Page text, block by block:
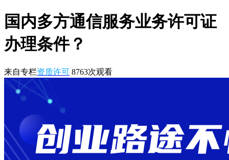
国内多方通信服务业务许可证
办理条件？
来自专栏资质许可 8763次观看